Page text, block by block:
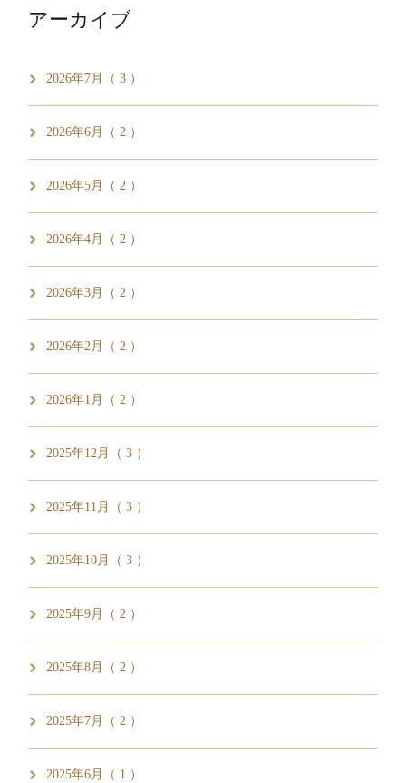
アーカイブ
2026年7月（ 3 ）
2026年6月（ 2 ）
2026年5月（ 2 ）
2026年4月（ 2 ）
2026年3月（ 2 ）
2026年2月（ 2 ）
2026年1月（ 2 ）
2025年12月（ 3 ）
2025年11月（ 3 ）
2025年10月（ 3 ）
2025年9月（ 2 ）
2025年8月（ 2 ）
2025年7月（ 2 ）
2025年6月（ 1 ）